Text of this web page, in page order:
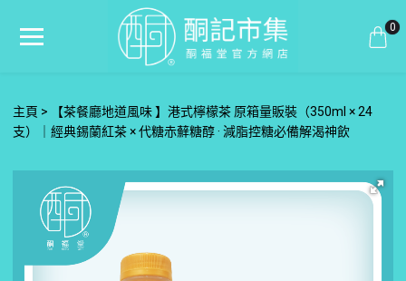
0
主頁
【茶餐廳地道風味 】港式檸檬茶 原箱量販裝（350ml × 24
支）｜經典錫蘭紅茶 × 代糖赤蘚糖醇 · 減脂控糖必備解渴神飲